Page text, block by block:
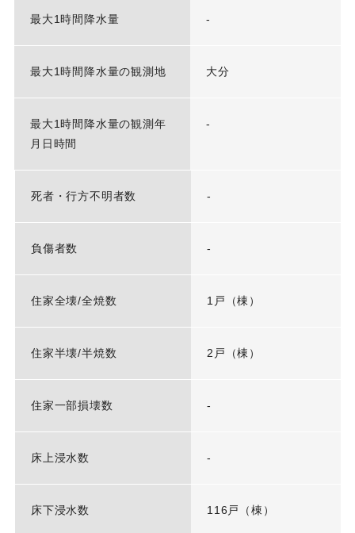
最大1時間降水量 -
最大1時間降水量の観測地 大分
最大1時間降水量の観測年
月日時間
-
死者・行方不明者数 -
負傷者数 -
住家全壊/全焼数 1戸（棟）
住家半壊/半焼数 2戸（棟）
住家一部損壊数 -
床上浸水数 -
床下浸水数 116戸（棟）